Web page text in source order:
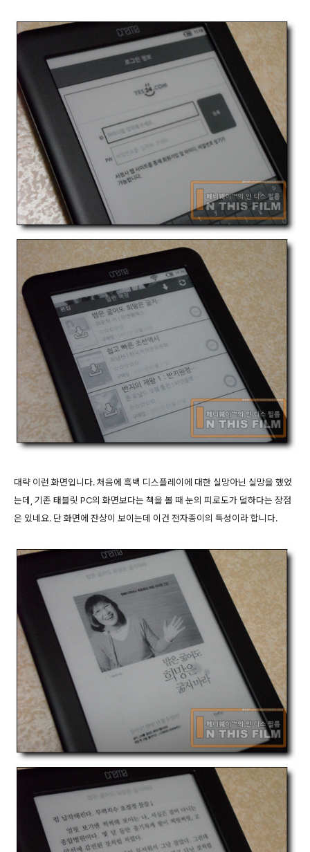
대략 이런 화면입니다. 처음에 흑백 디스플레이에 대한 실망아닌 실망을 했었
는데, 기존 태블릿 PC의 화면보다는 책을 볼 때 눈의 피로도가 덜하다는 장점
은 있네요. 단 화면에 잔상이 보이는데 이건 전자종이의 특성이라 합니다.